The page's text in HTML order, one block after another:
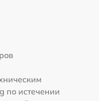
по истечении